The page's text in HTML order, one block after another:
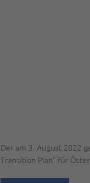
Der am 3. August 2022
Transition Plan" für